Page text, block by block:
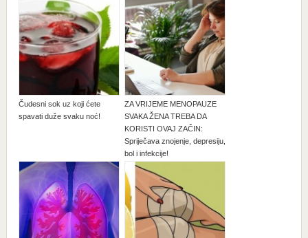
Čudesni sok uz koji ćete
spavati duže svaku noć!
ZA VRIJEME MENOPAUZE
SVAKA ŽENA TREBA DA
KORISTI OVAJ ZAČIN:
Spriječava znojenje, depresiju,
bol i infekcije!